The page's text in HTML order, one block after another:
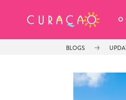
O
BLOGS
MEUS FAVORITOS